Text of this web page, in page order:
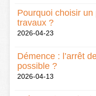
Pourquoi choisir
travaux ?
2026-04-23
Démence : l’arrêt
possible ?
2026-04-13